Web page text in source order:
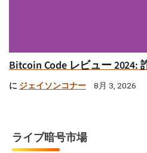
Bitcoin Code レビュー 2024:
に ジェイソンコナー 8月 3, 2026
ライブ暗号市場